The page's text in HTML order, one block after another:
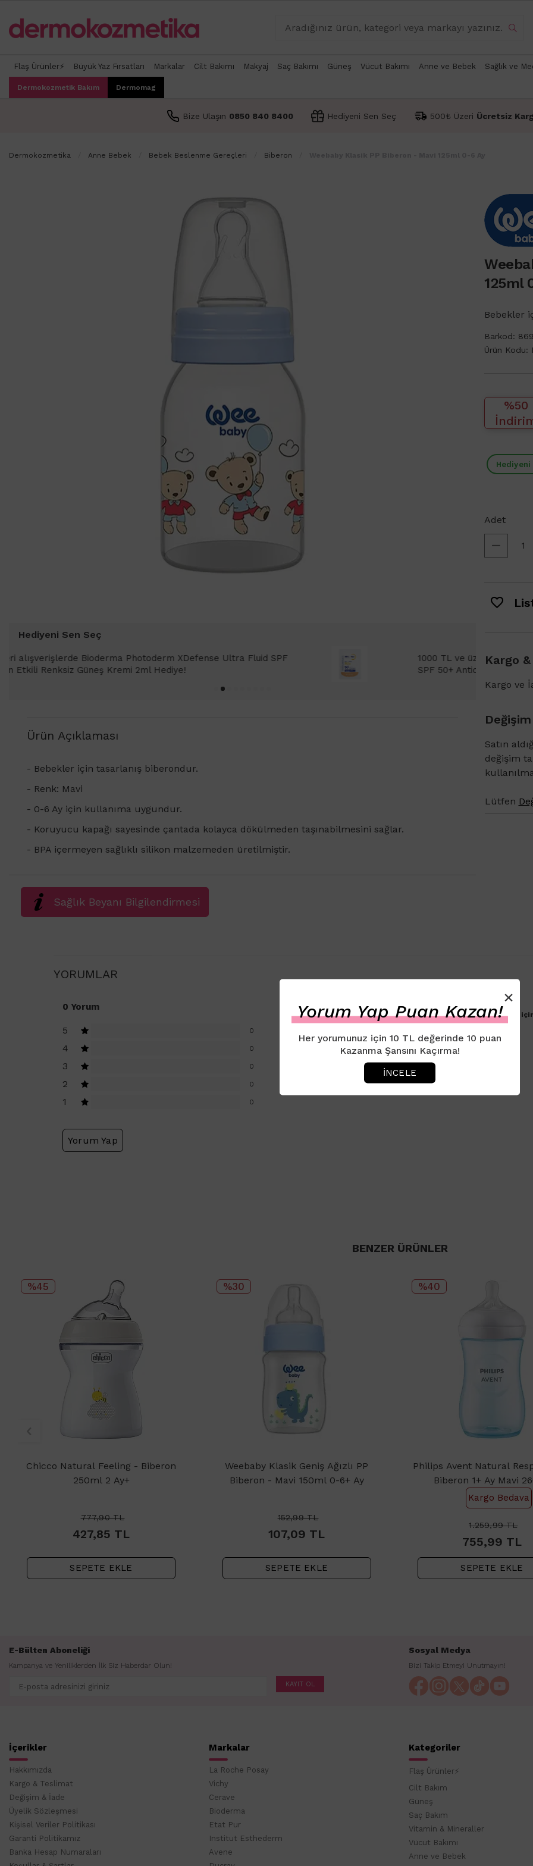
Flaş Ürünler⚡ Büyük Yaz Fırsatları Markalar Cilt Bakımı Makyaj Saç Bakımı Güneş Vücut Bakımı Anne ve Bebek Sağlık ve
Dermokozmetik Bakım Dermomag
Bize Ulaşın 0850 840 8400 Hediyeni Sen Seç 500₺ Üzeri Ücretsiz
Dermokozmetika Anne Bebek Bebek Beslenme Gereçleri Biberon
125ml
Bebekler
Barkod:
Ürün Kodu:
%50
Hediyeni
Adet
Hediyeni Sen Seç
1000 TL ve üzeri alışverişlerinizde Bioderma Photoderm XDefense Ultra Fluid
SPF 50+ Antioksidan Renkli Güneş Kremi Light 2ml hediye!
Ürün Açıklaması
- Bebekler için tasarlanış biberondur.
- Renk: Mavi
- 0-6 Ay için kullanıma uygundur.
- Koruyucu kapağı sayesinde çantada kolayca dökülmeden taşınabilmesini sağlar.
- BPA içermeyen sağlıklı silikon malzemeden üretilmiştir.
Sağlık Beyanı Bilgilendirmesi
Kargo
Kargo ve
Satın
değişim
Lütfen
YORUMLAR
0 Yorum
5 0
4 0
3 0
2 0
1 0
Yorum Yap
Ürün için henüz yorum eklenmemiştir. İlk yorumu yapmak
×
Yorum Yap Puan Kazan!
Her yorumunuz için 10 TL değerinde 10 puan
Kazanma Şansını Kaçırma!
İNCELE
BENZER ÜRÜNLER
%45
Chicco Natural Feeling - Biberon
250ml 2 Ay+
777,90TL
427,85 TL
SEPETE EKLE
%30
Weebaby Klasik Geniş Ağızlı PP
Biberon - Mavi 150ml 0-6+ Ay
152,99TL
107,09 TL
SEPETE EKLE
%40
Philips Avent Natural
Biberon 1+ Ay Mavi
Kargo Bedava
1.259,99TL
755,99 TL
SEPETE EKLE
E-Bülten Aboneliği
Kampanya ve Yeniliklerden İlk Siz Haberdar Olun!
KAYIT OL
Sosyal Medya
Bizi Takip Etmeyi Unutmayın!
İçerikler
Hakkımızda
Kargo & Teslimat
Değişim & İade
Üyelik Sözleşmesi
Kişisel Veriler Politikası
Garanti Politikamız
Banka Hesap Numaraları
Markalar
La Roche Posay
Vichy
Cerave
Bioderma
Etat Pur
Institut Esthederm
Avene
Kategoriler
Flaş Ürünler⚡
Cilt Bakım
Güneş
Saç Bakım
Vitamin & Mineraller
Vücut Bakımı
Anne ve Bebek